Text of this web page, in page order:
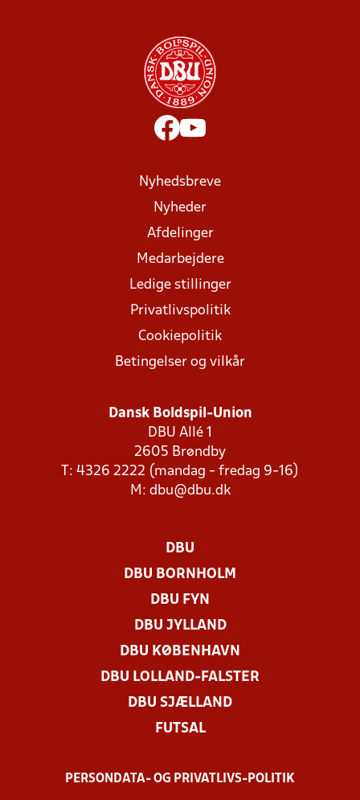
Nyhedsbreve
Nyheder
Afdelinger
Medarbejdere
Ledige stillinger
Privatlivspolitik
Cookiepolitik
Betingelser og vilkår
Dansk Boldspil-Union
DBU Allé 1
2605 Brøndby
T: 4326 2222 (mandag - fredag 9-16)
M: dbu@dbu.dk
DBU
DBU BORNHOLM
DBU FYN
DBU JYLLAND
DBU KØBENHAVN
DBU LOLLAND-FALSTER
DBU SJÆLLAND
FUTSAL
PERSONDATA- OG PRIVATLIVS-POLITIK